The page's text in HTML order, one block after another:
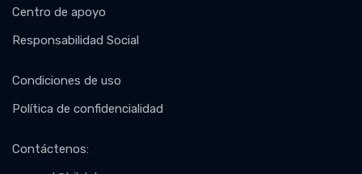
Centro de apoyo
Responsabilidad Social
Condiciones de uso
Política de confidencialidad
Contáctenos: